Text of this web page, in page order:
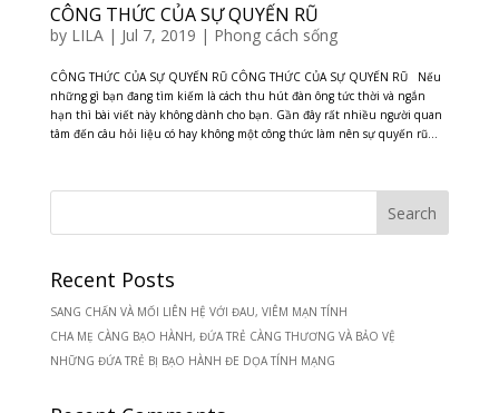
CÔNG THỨC CỦA SỰ QUYẾN RŨ
by LILA| Jul 7, 2019 | Phong cách sống
CÔNG THỨC CỦA SỰ QUYẾN RŨ CÔNG THỨC CỦA SỰ QUYẾN RŨ Nếu
những gì bạn đang tìm kiếm là cách thu hút đàn ông tức thời và ngắn
hạn thì bài viết này không dành cho bạn. Gần đây rất nhiều người quan
tâm đến câu hỏi liệu có hay không một công thức làm nên sự quyến rũ...
Recent Posts
SANG CHẤN VÀ MỐI LIÊN HỆ VỚI ĐAU, VIÊM MẠN TÍNH
CHA MẸ CÀNG BẠO HÀNH, ĐỨA TRẺ CÀNG THƯƠNG VÀ BẢO VỆ
NHỮNG ĐỨA TRẺ BỊ BẠO HÀNH ĐE DỌA TÍNH MẠNG